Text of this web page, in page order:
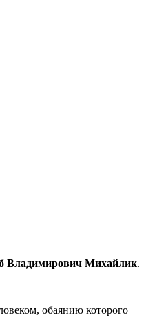
Владимирович Михайлик.
обаянию которого